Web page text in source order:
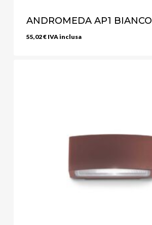
ANDROMEDA AP1 BIANCO
55,02€ IVA inclusa